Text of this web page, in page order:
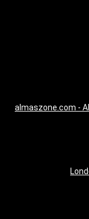
almaszone.com -